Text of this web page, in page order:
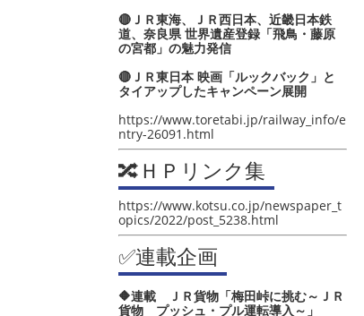
🔴ＪＲ東海、ＪＲ西日本、近畿日本鉄
道、奈良県 世界遺産登録「飛鳥・藤原
の宮都」の魅力発信
🔴ＪＲ東日本 映画「ルックバック」と
タイアップしたキャンペーン展開
https://www.toretabi.jp/railway_info/e
ntry-26091.html
🔀ＨＰリンク集
https://www.kotsu.co.jp/newspaper_t
opics/2022/post_5238.html
✅連載企画
🔶連載 ＪＲ貨物「梅田峠に挑む～ＪＲ
貨物 プッシュ・プル運転導入～」